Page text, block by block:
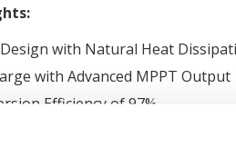
with Natural Heat
with Advanced MPPT Output
Efficiency of 97%
Efficiency of 99%
Function of Entire I-V Curve